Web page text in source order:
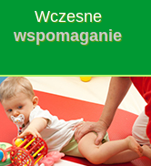
Wczesne
wspomaganie